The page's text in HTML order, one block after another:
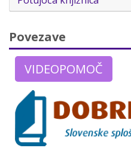
Povezave
VIDEOPOMOČ